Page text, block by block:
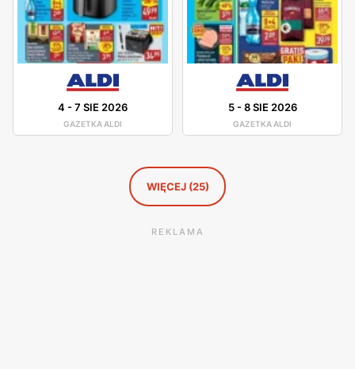
jakość obsługi oraz pomoc w wyborze odpowiednich
produktów, oferując fachowe doradztwo i wsparcie na
każdym etapie zakupów. Dzięki temuDiversezdobyła
lojalność wielu zadowolonych klientów.
4 -7 SIE 2026
GAZETKA ALDI
5-8 SIE 2026
GAZETKA ALDI
WIĘCEJ (25)
REKLAMA